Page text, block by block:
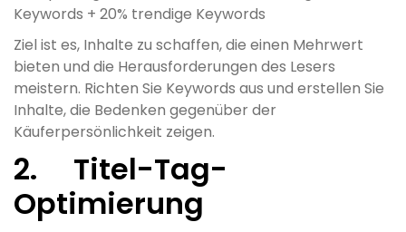
Keywords + 20% trendige Keywords
Ziel ist es, Inhalte zu schaffen, die einen Mehrwert
bieten und die Herausforderungen des Lesers
meistern. Richten Sie Keywords aus und erstellen Sie
Inhalte, die Bedenken gegenüber der
Käuferpersönlichkeit zeigen.
2. Titel-Tag-
Optimierung